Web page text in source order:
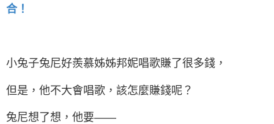
合！
小兔子兔尼好羨慕姊姊邦妮唱歌賺了很多錢，
但是，他不大會唱歌，該怎麼賺錢呢？
兔尼想了想，他要——